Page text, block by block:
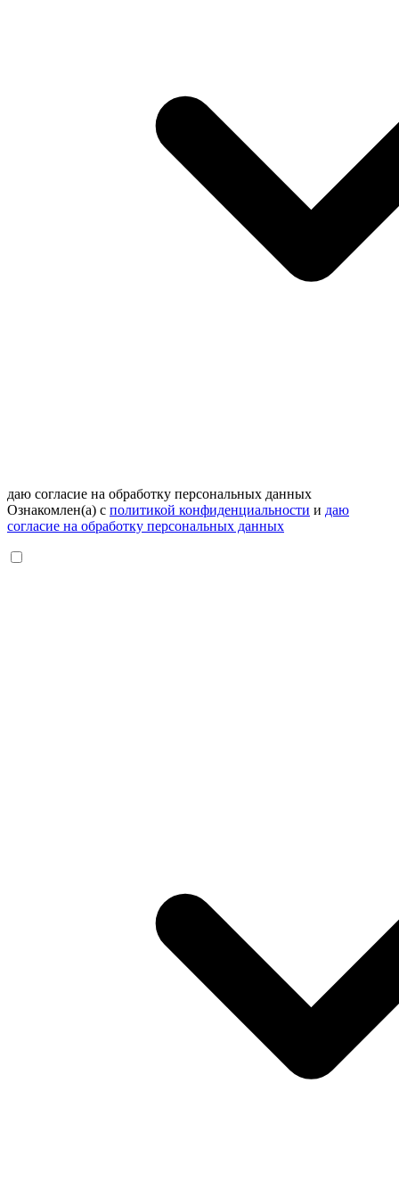
даю согласие на обработку персональных данных
Ознакомлен(а) с политикой конфиденциальности и даю
согласие на обработку персональных данных